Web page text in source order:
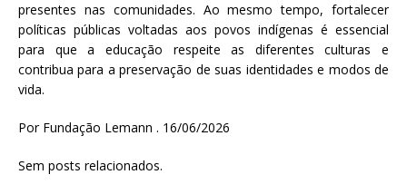
presentes nas comunidades. Ao mesmo tempo, fortalecer
políticas públicas voltadas aos povos indígenas é essencial
para que a educação respeite as diferentes culturas e
contribua para a preservação de suas identidades e modos de
vida.
Por Fundação Lemann . 16/06/2026
Sem posts relacionados.